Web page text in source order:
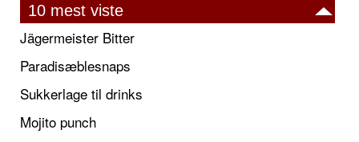
10 mest viste
Jägermeister Bitter
Paradisæblesnaps
Sukkerlage til drinks
Mojito punch